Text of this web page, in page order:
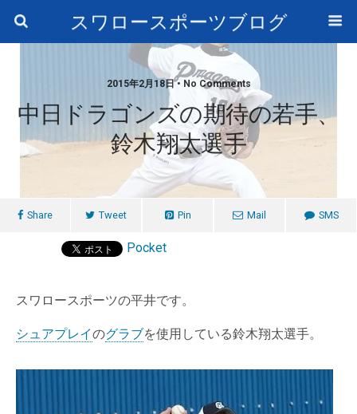
スワロースポーツブログ
2015年2月18日 • No Comments
中日ドラゴンズの期待の若手、
鈴木翔太選手
Share Tweet Pin Mail SMS
Pocket
スワロースポーツの平井です。
シュアプレイのグラブを使用している鈴木翔太選手。